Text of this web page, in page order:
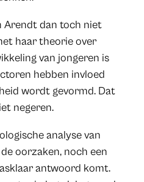
Arendt dan toch niet
haar theorie over
van jongeren is
hebben invloed
wordt gevormd. Dat
negeren.
analyse van
oorzaken, noch een
antwoord komt.